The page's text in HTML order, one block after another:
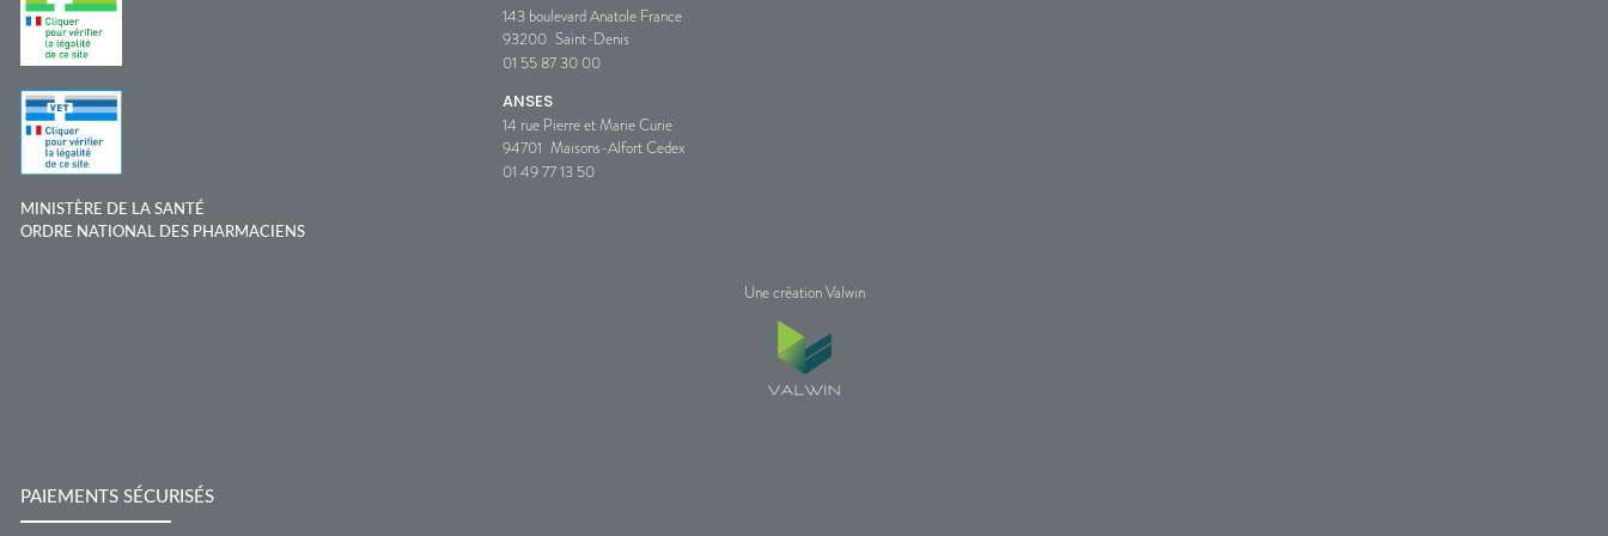
143 boulevard Anatole France
93200 Saint-Denis
01 55 87 30 00
ANSES
14 rue Pierre et Marie Curie
94701 Maisons-Alfort Cedex
01 49 77 13 50
MINISTÈRE DE LA SANTÉ
ORDRE NATIONAL DES PHARMACIENS
Une création Valwin
PAIEMENTS SÉCURISÉS